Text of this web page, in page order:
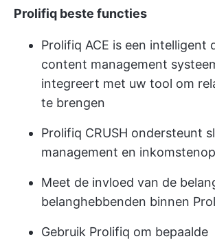
Prolifiq beste functies
Prolifiq ACE is een intelligent
content management
integreert met uw tool om
te brengen
Prolifiq CRUSH ondersteunt
management en
Meet de invloed van de
belanghebbenden binnen
Gebruik Prolifiq om bepaalde